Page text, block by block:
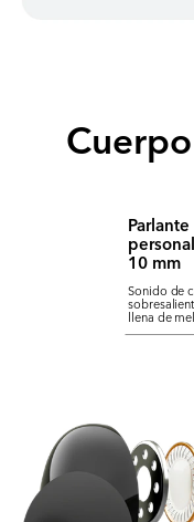
Parlante
10 mm
Sonido de
llena de